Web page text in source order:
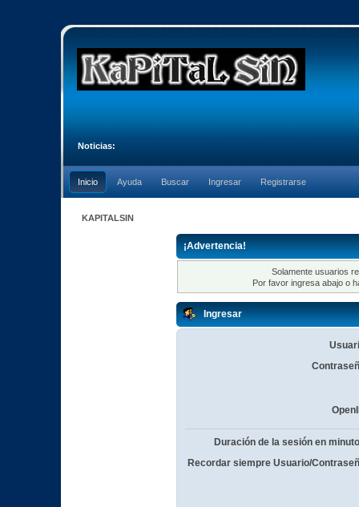
Noticias:
Inicio Ayuda Buscar Ingresar Registrarse
KAPITALSIN
¡Advertencia!
Solamente usuarios
Por favor ingresa abajo o
Ingresar
Duración de la sesión en
Recordar siempre Usuario/